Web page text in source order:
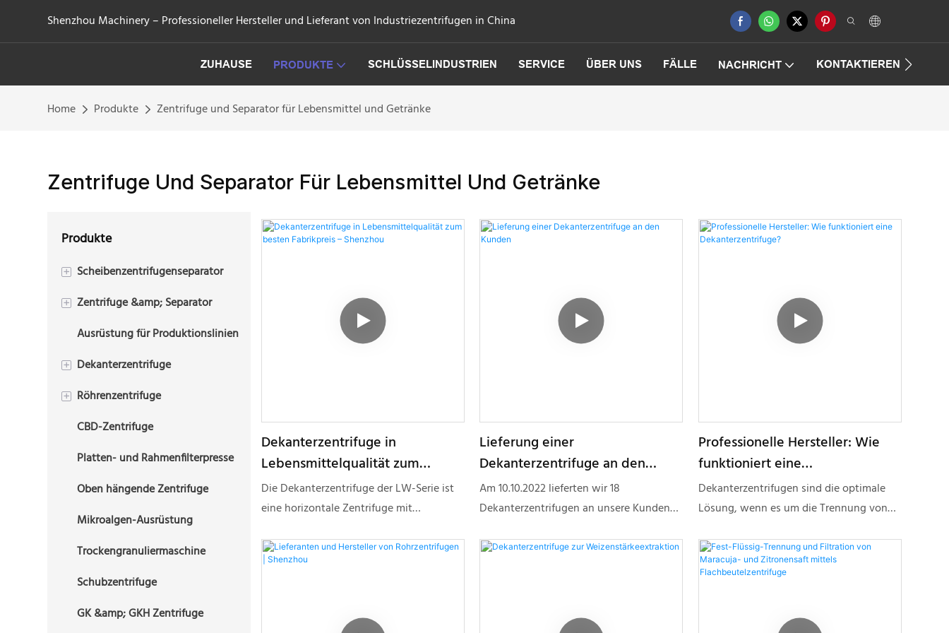
Shenzhou Machinery – Professioneller Hersteller und Lieferant von Industriezentrifugen in China
ZUHAUSE PRODUKTE SCHLÜSSELINDUSTRIEN SERVICE ÜBER UNS FÄLLE NACHRICHT KONTAKTIEREN SIE UNS
Home Produkte Zentrifuge und Separator für Lebensmittel und Getränke
Zentrifuge Und Separator Für Lebensmittel Und Getränke
Produkte
+ Scheibenzentrifugenseparator
2-Phasen-Scheibenzentrifuge
3-Phasen-Scheibenzentrifuge
+ Zentrifuge &amp; Separator
Plattenzentrifuge
Ausrüstung für Produktionslinien
+ Dekanterzentrifuge
3-Phasen-Dekanterzentrifuge
Zentrifuge
+ Röhrenzentrifuge
2-Phasen-Rohrzentrifuge
3-Phasen-Rohrzentrifuge
CBD-Zentrifuge
Platten- und Rahmenfilterpresse
Oben hängende Zentrifuge
Mikroalgen-Ausrüstung
Trockengranuliermaschine
Schubzentrifuge
GK &amp; GKH Zentrifuge
Dekanterzentrifuge in
Lebensmittelqualität zum
besten Fabrikpreis – Shenzhou
Die Dekanterzentrifuge der LW-Serie ist
eine horizontale Zentrifuge mit
Die Sedimentationsgeschwindigkeit wird
durch Partikelgröße, Partikelform,
bestimmt. Diese Dekanterzentrifuge
Lieferung einer
Dekanterzentrifuge an den
Kunden
Am 10.10.2022 lieferten wir 18
Dekanterzentrifugen an unsere Kunden
zur Abwasserbehandlung. Die
Die Sedimentationsgeschwindigkeit
Professionelle Hersteller: Wie
funktioniert eine
Dekanterzentrifuge?
Dekanterzentrifugen sind die optimale
Lösung, wenn es um die Trennung von
hohem Feststoffgehalt geht. Diese
Festkörperzentrifugen, auch Dekanter
fein verteilten Feststoffpartikel werden